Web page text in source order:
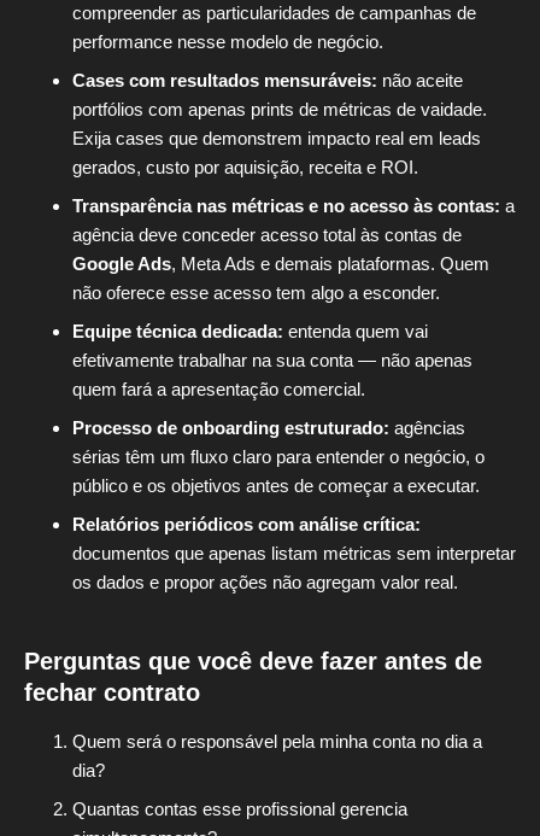
compreender as particularidades de campanhas de
performance nesse modelo de negócio.
Cases com resultados mensuráveis: não aceite
portfólios com apenas prints de métricas de vaidade.
Exija cases que demonstrem impacto real em leads
gerados, custo por aquisição, receita e ROI.
Transparência nas métricas e no acesso às contas: a
agência deve conceder acesso total às contas de
Google Ads, Meta Ads e demais plataformas. Quem
não oferece esse acesso tem algo a esconder.
Equipe técnica dedicada: entenda quem vai
efetivamente trabalhar na sua conta — não apenas
quem fará a apresentação comercial.
Processo de onboarding estruturado: agências
sérias têm um fluxo claro para entender o negócio, o
público e os objetivos antes de começar a executar.
Relatórios periódicos com análise crítica:
documentos que apenas listam métricas sem interpretar
os dados e propor ações não agregam valor real.
Perguntas que você deve fazer antes de
fechar contrato
Quem será o responsável pela minha conta no dia a
dia?
Quantas contas esse profissional gerencia